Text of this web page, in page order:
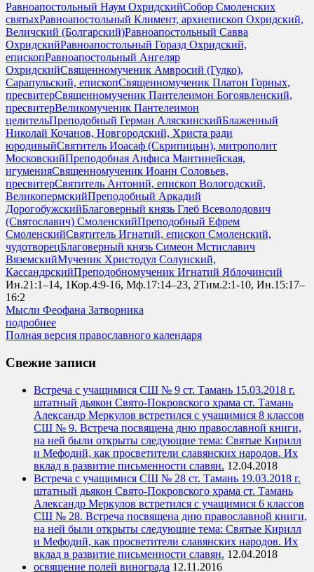
Равноапостольный Наум ОхридскийСобор Смоленских
святыхРавноапостольный Климент, архиепископ Охридский,
Величский (Болгарский)Равноапостольный Савва
ОхридскийРавноапостольный Горазд Охридский,
епископРавноапостольный Ангеляр
ОхридскийСвященномученик Амвросий (Гудко),
Сарапульский, епископСвященномученик Платон Горных,
пресвитерСвященномученик Пантелеимон Богоявленский,
пресвитерВеликомученик Пантелеимон
целительПреподобный Герман АляскинскийБлаженный
Николай Кочанов, Новгородский, Христа ради
юродивыйСвятитель Иоасаф (Скрипицын), митрополит
МосковскийПреподобная Анфиса Мантинейская,
игуменияСвященномученик Иоанн Соловьев,
пресвитерСвятитель Антоний, епископ Вологодский,
ВеликопермскийПреподобный Аркадий
ДорогобужскийБлаговерный князь Глеб Всеволодович
(Святославич) СмоленскийПреподобный Ефрем
СмоленскийСвятитель Игнатий, епископ Смоленский,
чудотворецБлаговерный князь Симеон Мстиславич
ВяземскийМученик Христодул Солунский,
КассандрскийПреподобномученик Игнатий Яблочинсий
Ин.21:1–14, 1Кор.4:9-16, Мф.17:14–23, 2Тим.2:1-10, Ин.15:17–
16:2
Мысли Феофана Затворника
подробнее
Полная версия православного календаря
Свежие записи
Встреча с учащимися СШ № 9 ст. Тамань 15.03.2018 г.
штатный дьякон Свято-Покровского храма ст. Тамань
Александр Меркулов встретился с учащимися 8 классов
СШ № 9. Встреча посвящена дню православной книги,
на ней были открыты следующие тема: Святые Кирилл
и Мефодий, как просветители славянских народов. Их
вклад в развитие письменности славян. 12.04.2018
Встреча с учащимися СШ № 28 ст. Тамань 19.03.2018 г.
штатный дьякон Свято-Покровского храма ст. Тамань
Александр Меркулов встретился с учащимися 6 классов
СШ № 28. Встреча посвящена дню православной книги,
на ней были открыты следующие тема: Святые Кирилл
и Мефодий, как просветители славянских народов. Их
вклад в развитие письменности славян. 12.04.2018
освящение полей винограда 12.11.2016